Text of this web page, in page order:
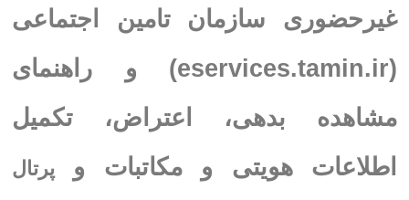
غیرحضوری سازمان تامین اجتماعی
(eservices.tamin.ir) و
راهنمای
مشاهده بدهی، اعتراض، تکمیل
اطلاعات هویتی و مکاتبات و
پرتال